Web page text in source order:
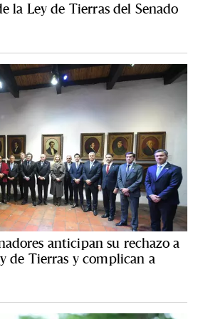
la Ley de Tierras del Senado
anticipan su rechazo a
de Tierras y complican a